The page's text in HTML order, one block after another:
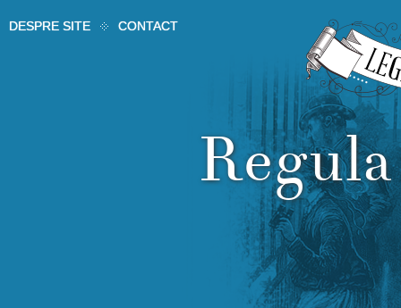
DESPRE SITE CONTACT